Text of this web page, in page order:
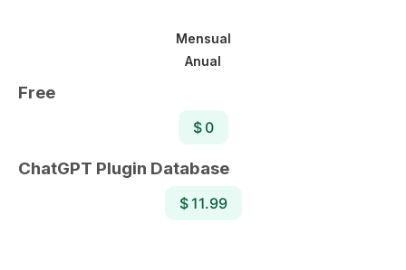
Mensual
Anual
Free
$ 0
ChatGPT Plugin Database
$ 11.99